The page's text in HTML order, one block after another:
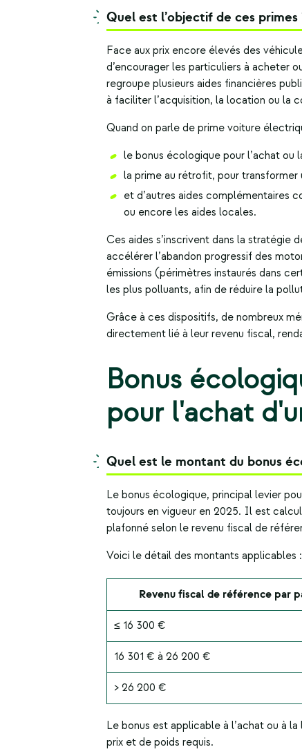
Quel est l’objectif de ces primes
Face aux prix encore élevés des
d’encourager les particuliers à acheter
regroupe plusieurs aides financières
à faciliter l’acquisition, la location ou la
Quand on parle de prime voiture
le bonus écologique pour l’achat ou
la prime au rétrofit, pour
et d’autres aides complémentaires
ou encore les aides locales.
Ces aides s’inscrivent dans la stratégie
accélérer l’abandon progressif des
émissions (périmètres instaurés dans
les plus polluants, afin de réduire la
Grâce à ces dispositifs, de nombreux
directement lié à leur revenu fiscal,
Bonus
pour l'achat
Quel est le montant du bonus
Le bonus écologique, principal levier
toujours en vigueur en 2025. Il est
plafonné selon le revenu fiscal de
Voici le détail des montants applicables :
Revenu fiscal de référence par
≤ 16 300 €
16 301 € à 26 200 €
> 26 200 €
Le bonus est applicable à l’achat ou à
prix et de poids requis.